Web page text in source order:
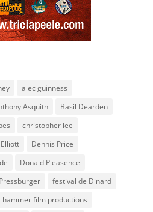
alec guinness
Asquith
Basil Dearden
christopher lee
Dennis Price
Donald Pleasence
festival de Dinard
hammer film productions